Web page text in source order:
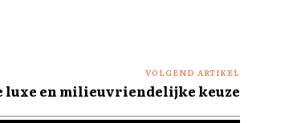
VOLGEND ARTIKEL
luxe en milieuvriendelijke keuze